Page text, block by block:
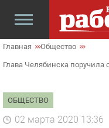
Главная Общество
Глава Челябинска поручила
ОБЩЕСТВО
02 марта 2020 13:36